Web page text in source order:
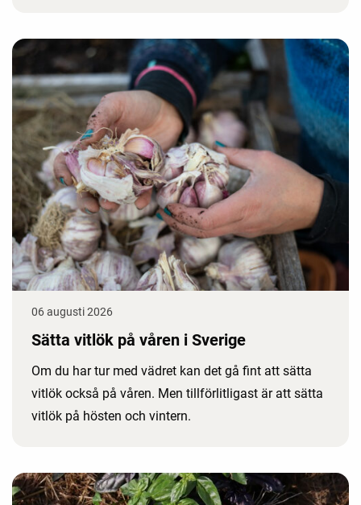
06 augusti 2026
Sätta vitlök på våren i Sverige
Om du har tur med vädret kan det gå fint att sätta
vitlök också på våren. Men tillförlitligast är att sätta
vitlök på hösten och vintern.